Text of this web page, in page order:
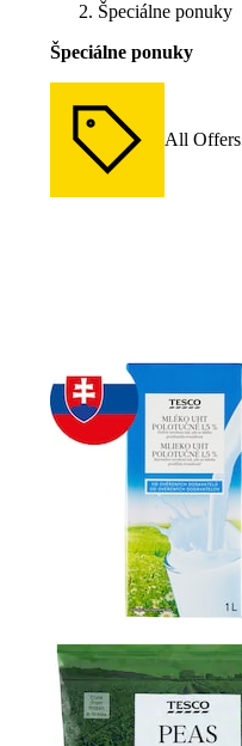
Špeciálne ponuky
Špeciálne ponuky
All Offers